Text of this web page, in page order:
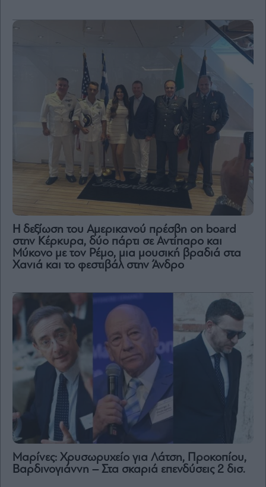
H δεξίωση του Αμερικανού πρέσβη on board
στην Κέρκυρα, δύο πάρτι σε Αντίπαρο και
Μύκονο με τον Ρέμο, μια μουσική βραδιά στα
Χανιά και το φεστιβάλ στην Άνδρο
Μαρίνες: Χρυσωρυχείο για Λάτση, Προκοπίου,
Βαρδινογιάννη – Στα σκαριά επενδύσεις 2 δισ.